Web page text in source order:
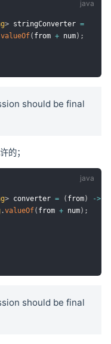
> stringConverter =
valueOf( from + num) ;
should be final
的；
> converter = ( from) ->
.valueOf( from + num) ;
should be final